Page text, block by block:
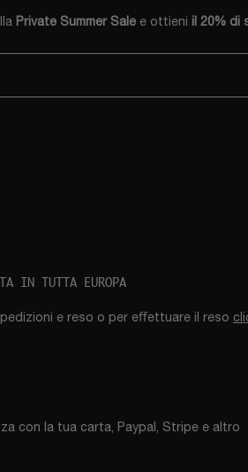
Private Summer Sale e ottieni il 20% di
IN TUTTA EUROPA
e reso o per eﬀettuare il reso
con la tua carta, Paypal, Stripe e altro